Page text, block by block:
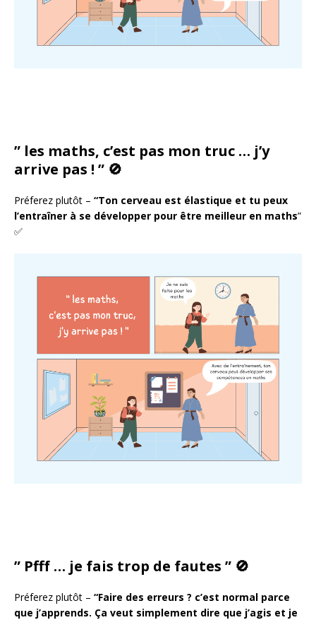
” les maths, c’est pas mon truc … j’y
arrive pas ! ” 🚫
Préferez plutôt – “Ton cerveau est élastique et tu peux
l’entraîner à se développer pour être meilleur en maths”
✅
” Pfff … je fais trop de fautes ” 🚫
Préferez plutôt – “Faire des erreurs ? c’est normal parce
que j’apprends. Ça veut simplement dire que j’agis et je